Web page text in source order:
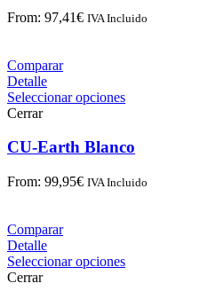
From: 97,41€ IVA Incluido
Comparar
Detalle
Seleccionar opciones
Cerrar
CU-Earth Blanco
From: 99,95€ IVA Incluido
Comparar
Detalle
Seleccionar opciones
Cerrar